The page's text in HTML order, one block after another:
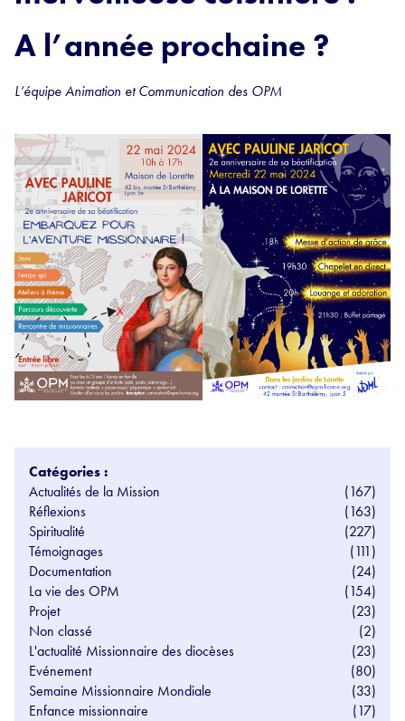
A l’année prochaine ?
L’équipe Animation et Communication des OPM
Catégories :
Actualités de la Mission
(167)
Réflexions
(163)
Spiritualité
(227)
Témoignages
(111)
Documentation
(24)
La vie des OPM
(154)
Projet
(23)
Non classé
(2)
L'actualité Missionnaire des diocèses
(23)
Evénement
(80)
Semaine Missionnaire Mondiale
(33)
Enfance missionnaire
(17)